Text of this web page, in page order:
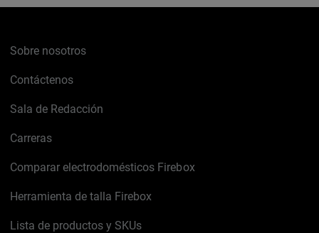
Sobre nosotros
Contáctenos
Sala de Redacción
Carreras
Comparar electrodomésticos Firebox
Herramienta de talla Firebox
Lista de productos y SKUs